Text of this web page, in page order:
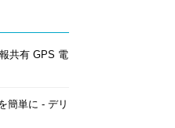
共有 GPS 電
簡単‪に - デリ